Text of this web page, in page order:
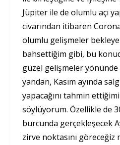
Jüpiter ile de olumlu açı
civarından itibaren
olumlu gelişmeler
bahsettiğim gibi, bu
güzel gelişmeler
yandan, Kasım ayında
yapacağını tahmin
söylüyorum. Özellikle de
burcunda gerçekleşecek
zirve noktasını